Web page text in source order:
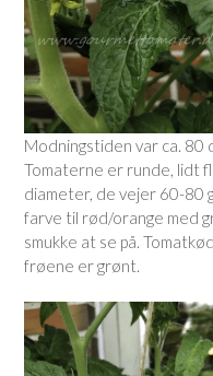
Modningstiden var ca. 80
Tomaterne er runde, lidt
diameter, de vejer 60-80
farve til rød/orange med
smukke at se på.
frøene er grønt.